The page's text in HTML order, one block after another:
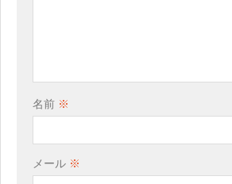
名前 ※
メール ※